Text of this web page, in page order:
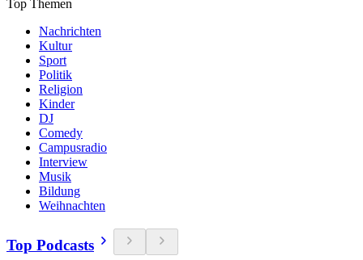
Top Themen
Nachrichten
Kultur
Sport
Politik
Religion
Kinder
DJ
Comedy
Campusradio
Interview
Musik
Bildung
Weihnachten
Top Podcasts